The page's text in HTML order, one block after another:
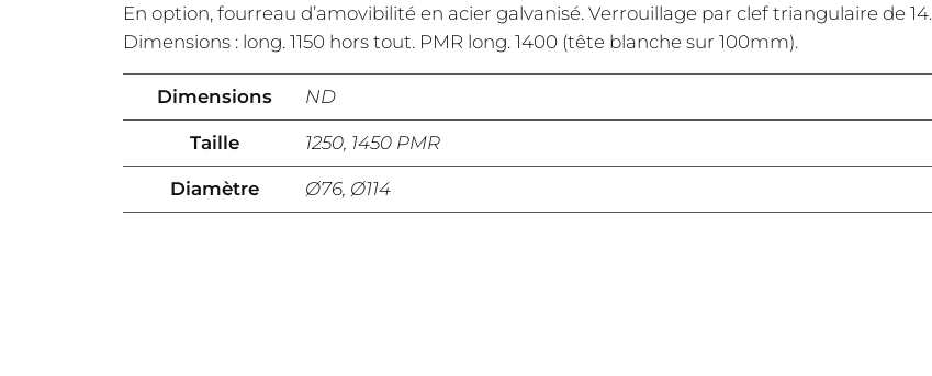
En option, fourreau d’amovibilité en acier galvanisé. Verrouillage par clef triangulaire de 14.
Dimensions : long. 1150 hors tout. PMR long. 1400 (tête blanche sur 100mm).
Dimensions ND
Taille 1250, 1450 PMR
Diamètre Ø76, Ø114